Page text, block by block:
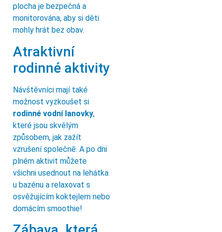
plocha je bezpečná a
monitorována, aby si děti
mohly hrát bez obav.
Atraktivní
rodinné aktivity
Návštěvníci mají také
možnost vyzkoušet si
rodinné vodní lanovky,
které jsou skvělým
způsobem, jak zažít
vzrušení společně. A po dni
plném aktivit můžete
všichni usednout na lehátka
u bazénu a relaxovat s
osvěžujícím koktejlem nebo
domácím smoothie!